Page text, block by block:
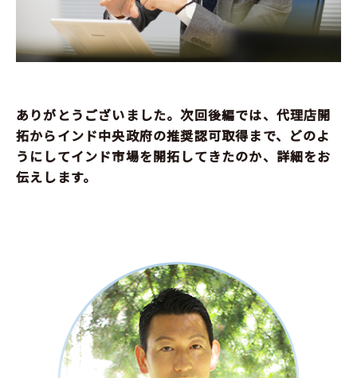
ありがとうございました。次回後編では、代理店開
拓からインド中央政府の推奨認可取得まで、どのよ
うにしてインド市場を開拓してきたのか、詳細をお
伝えします。